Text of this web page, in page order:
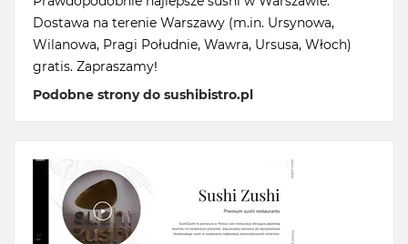
Dostawa na terenie Warszawy (m.in. Ursynowa,
Wilanowa, Pragi Południe, Wawra, Ursusa, Włoch)
gratis. Zapraszamy!
Podobne strony do sushibistro.pl